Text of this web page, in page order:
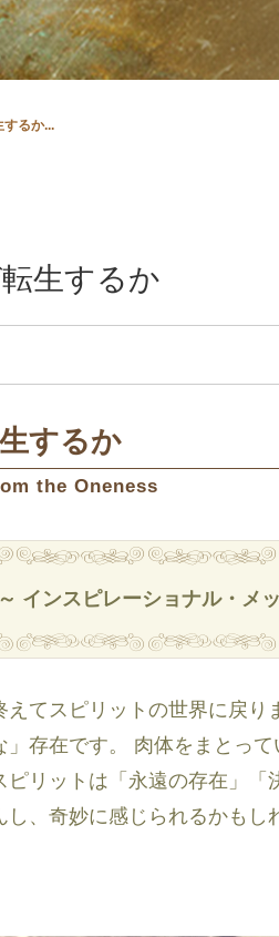
するか...
生するか
するか
the Oneness
インスピレーショナル・メ
てスピリットの世界に戻り
」存在です。 肉体をまとっ
リットは「永遠の存在」
、奇妙に感じられるかもし